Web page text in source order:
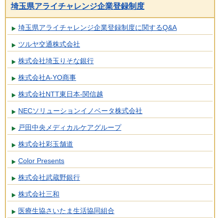
埼玉県アライチャレンジ企業登録制度
埼玉県アライチャレンジ企業登録制度に関するQ&A
ツルヤ交通株式会社
株式会社埼玉りそな銀行
株式会社A-YO商事
株式会社NTT東日本-関信越
NECソリューションイノベータ株式会社
戸田中央メディカルケアグループ
株式会社彩玉舗道
Color Presents
株式会社武蔵野銀行
株式会社三和
医療生協さいたま生活協同組合